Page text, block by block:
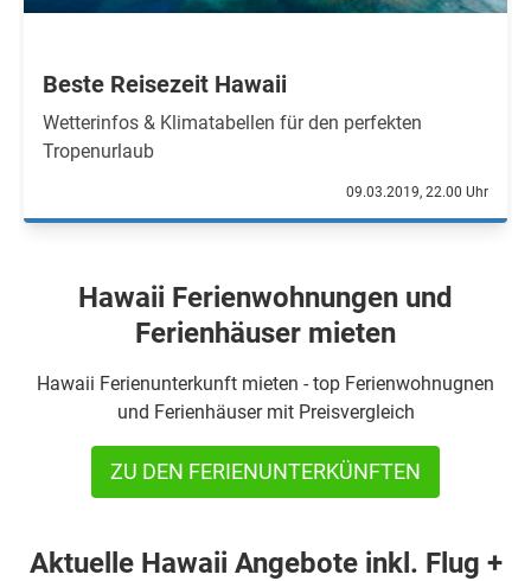
Beste Reisezeit Hawaii
Wetterinfos & Klimatabellen für den perfekten
Tropenurlaub
09.03.2019, 22.00 Uhr
Hawaii Ferienwohnungen und
Ferienhäuser mieten
Hawaii Ferienunterkunft mieten - top Ferienwohnugnen
und Ferienhäuser mit Preisvergleich
ZU DEN FERIENUNTERKÜNFTEN
Aktuelle Hawaii Angebote inkl. Flug +